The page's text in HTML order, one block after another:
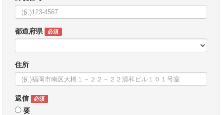
都道府県 必須
住所
返信 必須
要